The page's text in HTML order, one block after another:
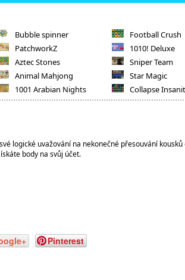
Bubble spinner
PatchworkZ
Aztec Stones
Animal Mahjong
1001 Arabian Nights
Football Crush
1010! Deluxe
Sniper Team
Star Magic
Collapse
logické uvažování na nekonečné přesouvání kousků
body na svůj účet.
Pinterest